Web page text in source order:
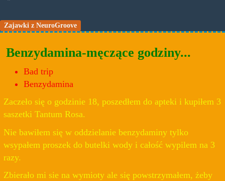
Zajawki z NeuroGroove
Benzydamina-męczące godziny...
Bad trip
Benzydamina
Zaczeło się o godzinie 18, poszedłem do apteki i kupiłem 3
saszetki Tantum Rosa.
Nie bawiłem się w oddzielanie benzydaminy tylko
wsypałem proszek do butelki wody i całość wypilem na 3
razy.
Zbierało mi sie na wymioty ale się powstrzymałem, żeby